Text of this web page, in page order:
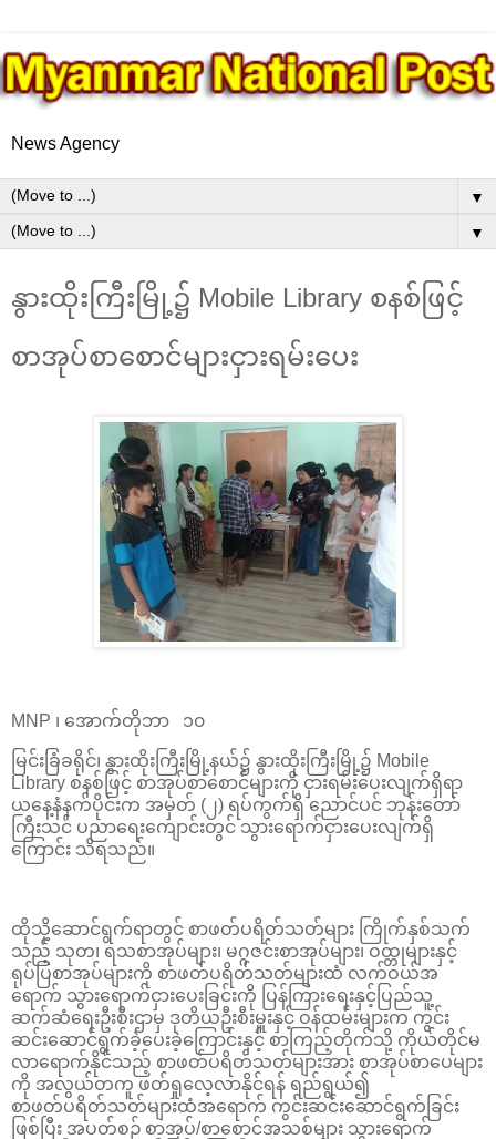
News Agency
▼
▼
နွားထိုးကြီးမြို့၌ Mobile Library စနစ်ဖြင့်
စာအုပ်စာစောင်များငှားရမ်းပေး
MNP ၊ အောက်တိုဘာ ၁၀
မြင်းခြံခရိုင်၊ နွားထိုးကြီးမြို့နယ်၌ နွားထိုးကြီးမြို့၌ Mobile
Library စနစ်ဖြင့် စာအုပ်စာစောင်များကို ငှားရမ်းပေးလျက်ရှိရာ
ယနေ့နံနက်ပိုင်းက အမှတ် (၂) ရပ်ကွက်ရှိ ညောင်ပင် ဘုန်းတော်
ကြီးသင် ပညာရေးကျောင်းတွင် သွားရောက်ငှားပေးလျက်ရှိ
ကြောင်း သိရသည်။
ထိုသို့ဆောင်ရွက်ရာတွင် စာဖတ်ပရိတ်သတ်များ ကြိုက်နှစ်သက်
သည့် သုတ၊ ရသစာအုပ်များ၊ မဂ္ဂဇင်းစာအုပ်များ၊ ဝထ္တုများနှင့်
ရုပ်ပြစာအုပ်များကို စာဖတ်ပရိတ်သတ်များထံ လက်ဝယ်အ
ရောက် သွားရောက်ငှားပေးခြင်းကို ပြန်ကြားရေးနှင့်ပြည်သူ့
ဆက်ဆံရေးဦးစီးဌာမှ ဒုတိယဦးစီးမှူးနှင့် ဝန်ထမ်းများက ကွင်း
ဆင်းဆောင်ရွက်ခဲ့ပေးခဲ့ကြောင်းနှင့် စာကြည့်တိုက်သို့ ကိုယ်တိုင်မ
လာရောက်နိုင်သည့် စာဖတ်ပရိတ်သတ်များအား စာအုပ်စာပေများ
ကို အလွယ်တကူ ဖတ်ရှုလေ့လာနိုင်ရန် ရည်ရွယ်၍
စာဖတ်ပရိတ်သတ်များထံအရောက် ကွင်းဆင်းဆောင်ရွက်ခြင်း
ဖြစ်ပြီး အပတ်စဉ် စာအုပ်/စာစောင်အသစ်များ သွားရောက်